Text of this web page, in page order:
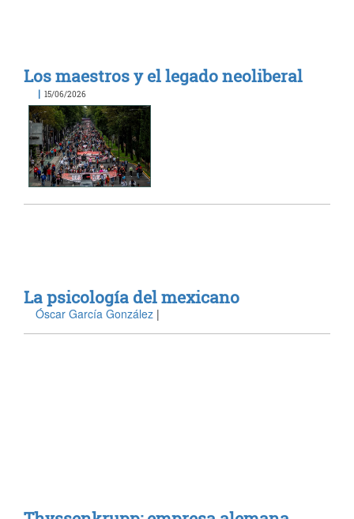
Los maestros y el legado neoliberal
| 15/06/2026
La psicología del mexicano
Óscar García González |